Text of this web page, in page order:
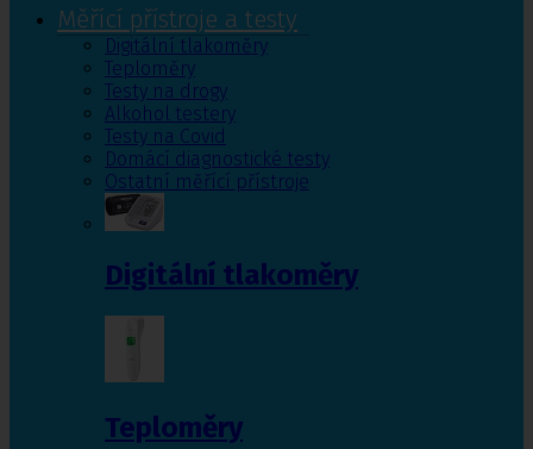
Měřící přístroje a testy
Digitální tlakoměry
Teploměry
Testy na drogy
Alkohol testery
Testy na Covid
Domácí diagnostické testy
Ostatní měřící přístroje
Digitální tlakoměry
Teploměry